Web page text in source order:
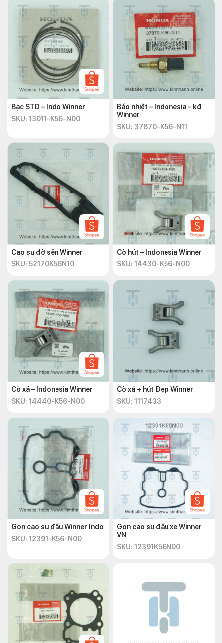
Bạc STD – Indo Winner
SKU: 13011-K56-N00
Báo nhiệt – Indonesia – kđ
Winner
SKU: 37870-K56-N11
Cao su đỡ sên Winner
SKU: 52170K56N10
Cò hút – Indonesia Winner
SKU: 14430-K56-N00
Cò xả – Indonesia Winner
SKU: 14440-K56-N00
Cò xả + hút Đẹp Winner
SKU: 1117433
Gon cao su đầu Winner Indo
SKU: 12391-K56-N00
Gon cao su đầu xe Winner
VN
SKU: 12391K56N00